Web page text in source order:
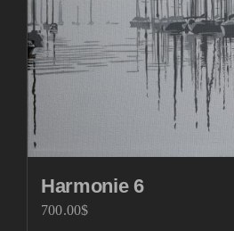
Harmonie 6
700.00$